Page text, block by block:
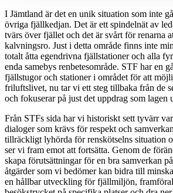
I Jämtland är det en unik situation som inte
övriga fjällkedjan. Det är ett spindelnät av
tvärs över fjället och det är svårt för renarna
kalvningsro. Just i detta område finns inte
totalt åtta egendrivna fjällstationer och alla
enda samebys renbetesområde. STF har en
fjällstugor och stationer i området för att
friluftslivet, nu tar vi ett steg tillbaka från de
och fokuserar på just det uppdrag som lagen
Från STFs sida har vi historiskt sett tyvärr
dialoger som krävs för respekt och
tillräckligt lyhörda för renskötselns situation
ser vi fram emot att fortsätta. Genom de
skapa förutsättningar för en bra samverkan
åtgärder som vi bedömer kan bidra till
en hållbar utveckling för fjällmiljön,